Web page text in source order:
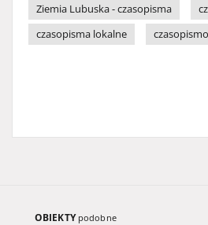
Ziemia Lubuska - czasopisma
czasopisma lokalne
OBIEKTY podobne